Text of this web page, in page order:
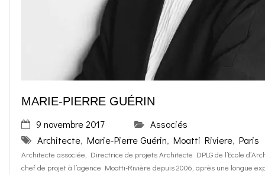
MARIE-PIERRE GUÉRIN
9 novembre 2017
Associés
Architecte, Marie-Pierre Guérin, Moatti Riviere, Paris
Architecte associée, Directrice de projets Architecte DPLG de l’Ecole
chef de projet à l’agence Moatti-Rivière depuis 2006, après une longue